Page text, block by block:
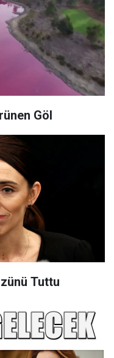
Göl
Tuttu